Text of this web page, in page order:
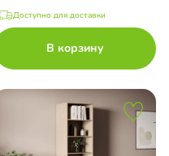
Доступно для доставки
В корзину